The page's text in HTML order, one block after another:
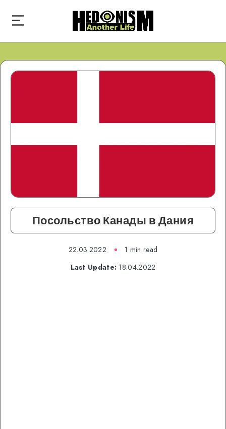
Посольство Канады в Дания
22.03.2022
1 min read
Last Update: 18.04.2022